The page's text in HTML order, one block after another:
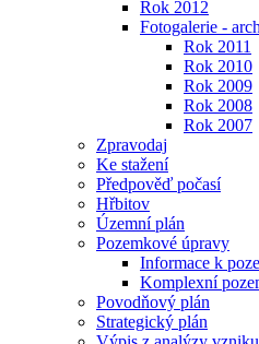
Rok 2012
Fotogalerie -
Rok 2011
Rok 2010
Rok 2009
Rok 2008
Rok 2007
Zpravodaj
Ke stažení
Předpověď počasí
Hřbitov
Územní plán
Pozemkové úpravy
Informace k
Komplexní
Povodňový plán
Strategický plán